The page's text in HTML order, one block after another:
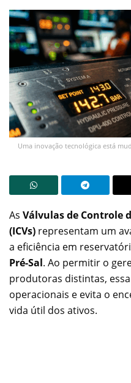
Uma inovação tecnológica está
As Válvulas de Controle
(ICVs) representam um
a eficiência em
Pré-Sal. Ao permitir o
produtoras distintas,
operacionais e evita o
vida útil dos ativos.